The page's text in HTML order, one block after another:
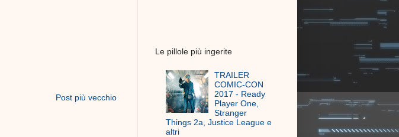
Post più vecchio
Le pillole più ingerite
TRAILER
COMIC-CON
2017 - Ready
Player One,
Stranger
Things 2a, Justice League e
altri